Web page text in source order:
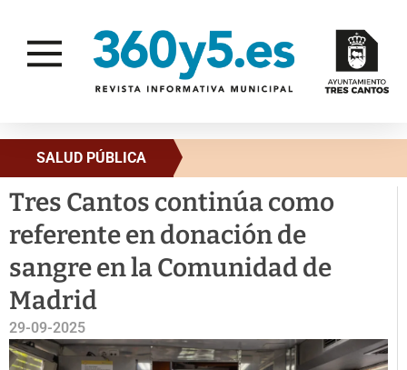
SALUD PÚBLICA
Tres Cantos continúa como
referente en donación de
sangre en la Comunidad de
Madrid
29-09-2025